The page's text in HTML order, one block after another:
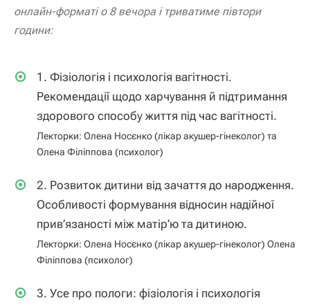
онлайн-форматі о 8 вечора і триватиме півтори
години:
1. Фізіологія і психологія вагітності.
Рекомендації щодо харчування й підтримання
здорового способу життя під час вагітності.
Лекторки: Олена Носєнко (лікар акушер-гінеколог) та
Олена Філіппова (психолог)
2. Розвиток дитини від зачаття до народження.
Особливості формування відносин надійної
прив’язаності між матір’ю та дитиною.
Лекторки: Олена Носєнко (лікар акушер-гінеколог) Олена
Філіппова (психолог)
3. Усе про пологи: фізіологія і психологія